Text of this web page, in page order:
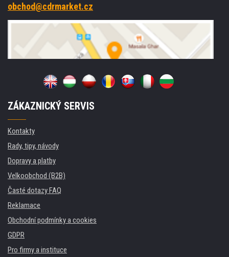
obchod@cdrmarket.cz
ZÁKAZNICKÝ SERVIS
Kontakty
Rady, tipy, návody
Dopravy a platby
Velkoobchod (B2B)
Časté dotazy FAQ
Reklamace
Obchodní podmínky a cookies
GDPR
Pro firmy a instituce